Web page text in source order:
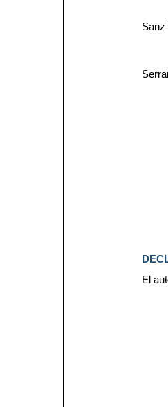
Sanz
El